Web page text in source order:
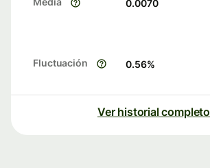
0.0070
Fluctuación 0.56%
Ver historial completo